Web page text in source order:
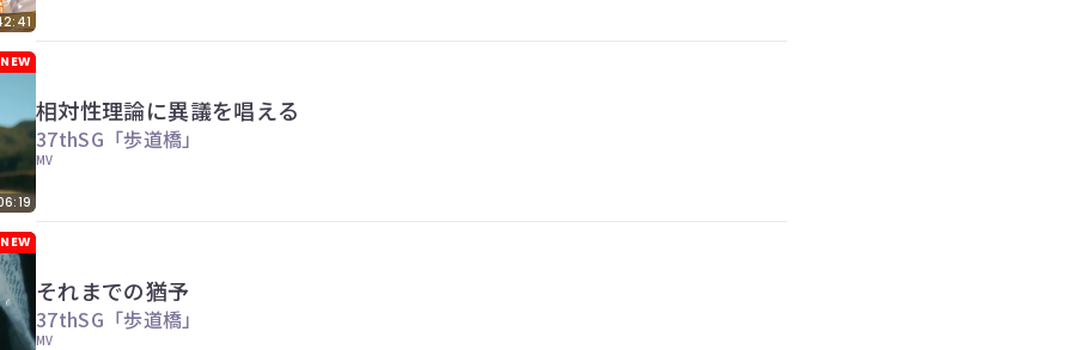
NEW
相対性理論に異議を唱える
37thSG「歩道橋」
MV
NEW
それまでの猶予
37thSG「歩道橋」
MV